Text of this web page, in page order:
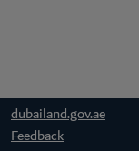
dubailand.gov.ae
Feedback